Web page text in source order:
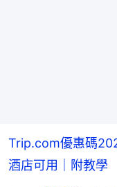
Trip.com優惠碼
酒店可用｜附教學